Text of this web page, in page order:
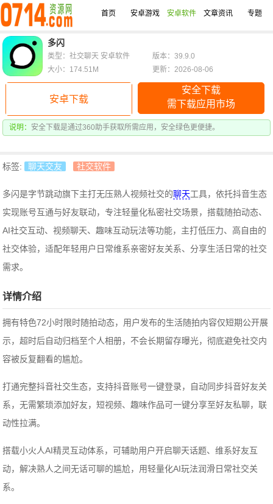
首页 安卓游戏 安卓软件 文章资讯 专题
多闪
安卓下载
安全下载
需下载应用市场
说明： 安全下载是通过360助手获取所需应用，安全绿色更便捷。
类型：社交聊天 安卓软件
版本：39.9.0
大小：174.51M
更新：2026-08-06
标签: 聊天交友 社交软件
多闪是字节跳动旗下主打无压熟人视频社交的聊天工具，依托抖音生态
实现账号互通与好友联动，专注轻量化私密社交场景，搭载随拍动态、
AI社交互动、视频聊天、趣味互动玩法等功能，主打低压力、高自由的
社交体验，适配年轻用户日常维系亲密好友关系、分享生活日常的社交
需求。
详情介绍
拥有特色72小时限时随拍动态，用户发布的生活随拍内容仅短期公开展
示，超时后自动归档至个人相册，不会长期留存曝光，彻底避免社交内
容被反复翻看的尴尬。
打通完整抖音社交生态，支持抖音账号一键登录，自动同步抖音好友关
系，无需繁琐添加好友，短视频、趣味作品可一键分享至好友私聊，联
动性拉满。
搭载小火人AI精灵互动体系，可辅助用户开启聊天话题、维系好友互
动，解决熟人之间无话可聊的尴尬，用轻量化AI玩法润滑日常社交关
系。